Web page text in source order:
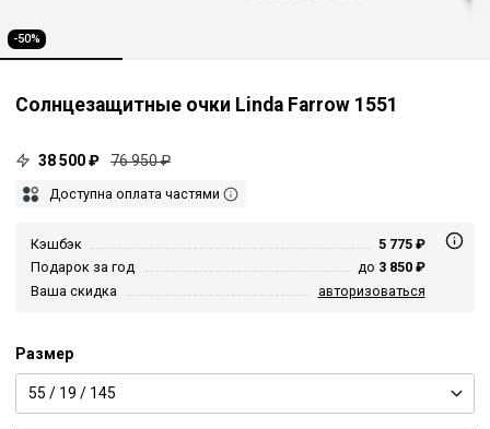
-50%
Солнцезащитные очки Linda Farrow 1551
38 500 ₽ 76 950 ₽
Доступна оплата частями
Кэшбэк
5 775 ₽
Подарок за год
до 3 850 ₽
Ваша скидка
авторизоваться
Размер
55 / 19 / 145